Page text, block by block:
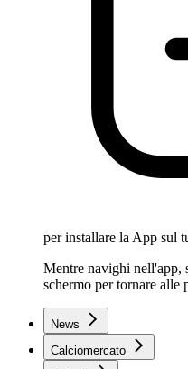
per installare la App sul
Mentre navighi nell'app,
schermo per tornare alle
News
Calciomercato